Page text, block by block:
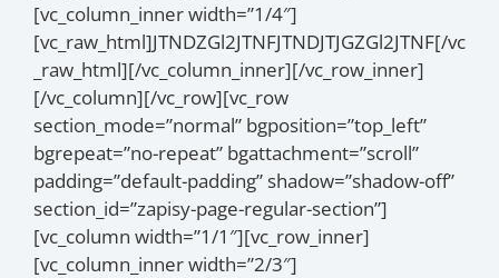
[vc_column_inner width=”1/4″]
[vc_raw_html]JTNDZGl2JTNFJTNDJTJGZGl2JTNF[/vc
_raw_html][/vc_column_inner][/vc_row_inner]
[/vc_column][/vc_row][vc_row
section_mode=”normal” bgposition=”top_left”
bgrepeat=”no-repeat” bgattachment=”scroll”
padding=”default-padding” shadow=”shadow-off”
section_id=”zapisy-page-regular-section”]
[vc_column width=”1/1″][vc_row_inner]
[vc_column_inner width=”2/3″]